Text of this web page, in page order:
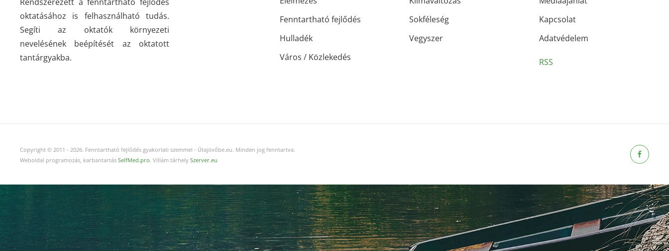
oktatásához is felhasználható tudás.
Segíti az oktatók környezeti
nevelésének beépítését az oktatott
tantárgyakba.
Fenntartható fejlődés
Hulladék
Város / Közlekedés
Sokféleség
Vegyszer
Kapcsolat
Adatvédelem
RSS
Copyright © 2011 - 2026. Fenntartható fejlődés gyakorlati szemmel - Útajövőbe.eu. Minden jog fenntartva.
Weboldal programozás, karbantartás SelfMed.pro. Villám tárhely Szerver.eu